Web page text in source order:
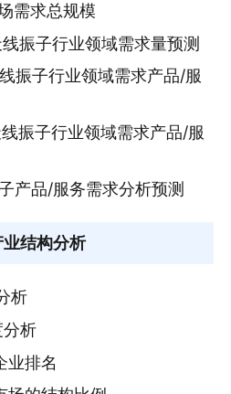
需求总规模
振子行业领域需求量预测
振子行业领域需求产品/服
振子行业领域需求产品/服
产品/服务需求分析预测
结构分析
析
分析
业排名